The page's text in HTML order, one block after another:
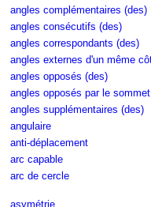
angles complémentaires (des)
angles consécutifs (des)
angles correspondants (des)
angles externes d'un même
angles opposés (des)
angles opposés par le
angles supplémentaires (des)
angulaire
anti-déplacement
arc capable
arc de cercle
asymétrie